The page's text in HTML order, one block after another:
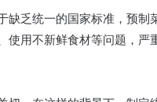
缺乏统一的国家标准，预制
使用不新鲜食材等问题，严